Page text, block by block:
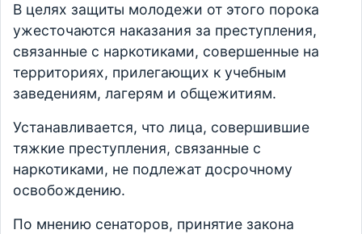
В целях защиты молодежи от этого порока
ужесточаются наказания за преступления,
связанные с наркотиками, совершенные на
территориях, прилегающих к учебным
заведениям, лагерям и общежитиям.
Устанавливается, что лица, совершившие
тяжкие преступления, связанные с
наркотиками, не подлежат досрочному
освобождению.
По мнению сенаторов, принятие закона